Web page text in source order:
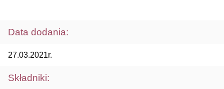
Data dodania:
27.03.2021r.
Składniki: